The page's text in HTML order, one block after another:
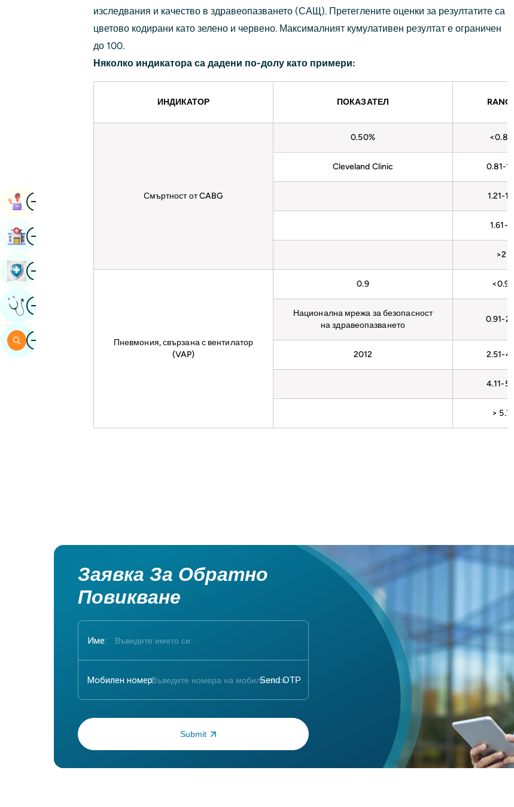
изследвания и качество в здравеопазването (САЩ). Претеглените оценки за резултатите са
цветово кодирани като зелено и червено. Максималният кумулативен резултат е ограничен
до 100.
Няколко индикатора са дадени по-долу като примери:
ИНДИКАТОР ПОКАЗАТЕЛ RANGE
Смъртност от CABG
0.50% <0.80
Cleveland Clinic 0.81-1.2
1.21-1.6
1.61-2
>2
Пневмония, свързана с вентилатор
(VAP)
0.9 <0.9
Национална мрежа за безопасност
на здравеопазването
0.91-2.5
2012 2.51-4.1
4.11-5.7
> 5.7
Заявка За Обратно
Повикване
Име:
Мобилен номер:
Въведете еднократна парола:
Изображение
Книга Назначаване
Изображение
Намери Болница
Изображение
Резервирайте Здравен Преглед
Изображение
Получете Експертно Мнение
Изображение
Търсене